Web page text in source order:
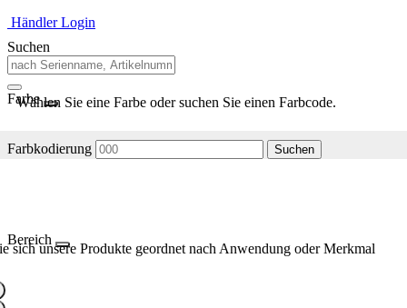
Händler Login
Suchen
Farbe
Wählen Sie eine Farbe oder suchen Sie einen Farbcode.
Farbkodierung Suchen
Bereich
sich unsere Produkte geordnet nach Anwendung oder Merkmal